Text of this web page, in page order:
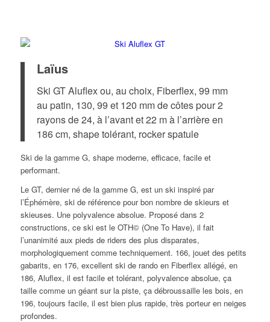
Laïus
Ski GT Aluflex ou, au choix, Fiberflex, 99 mm
au patin, 130, 99 et 120 mm de côtes pour 2
rayons de 24, à l’avant et 22 m à l’arrière en
186 cm, shape tolérant, rocker spatule
Ski de la gamme G, shape moderne, efficace, facile et
performant.
Le GT, dernier né de la gamme G, est un ski inspiré par
l’Éphémère, ski de référence pour bon nombre de skieurs et
skieuses. Une polyvalence absolue. Proposé dans 2
constructions, ce ski est le OTH© (One To Have), il fait
l’unanimité aux pieds de riders des plus disparates,
morphologiquement comme techniquement. 166, jouet des petits
gabarits, en 176, excellent ski de rando en Fiberflex allégé, en
186, Aluflex, il est facile et tolérant, polyvalence absolue, ça
taille comme un géant sur la piste, ça débroussaille les bois, en
196, toujours facile, il est bien plus rapide, très porteur en neiges
profondes.